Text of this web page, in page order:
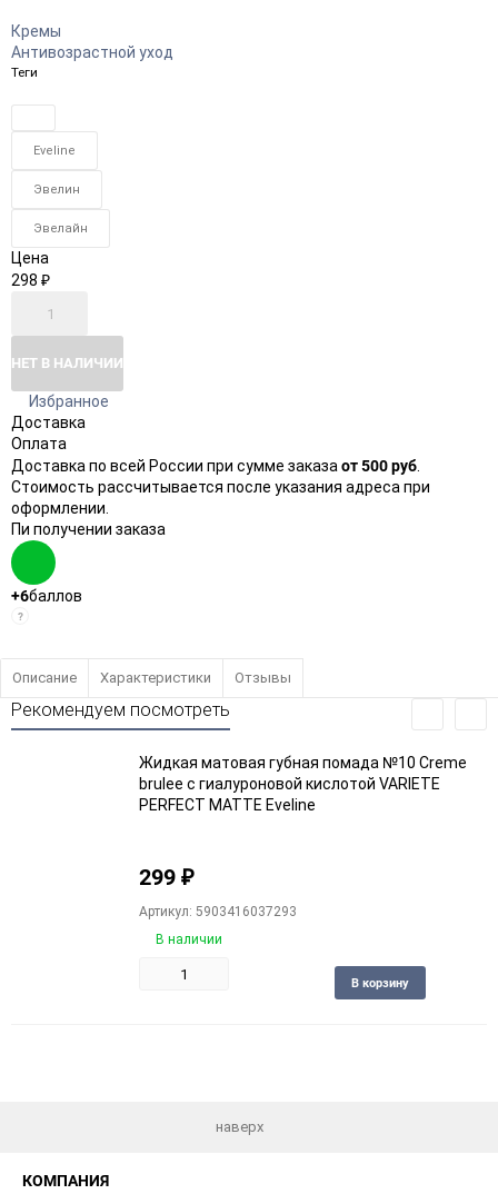
Кремы
Антивозрастной уход
Теги
Eveline
Эвелин
Эвелайн
Цена
298 ₽
НЕТ В НАЛИЧИИ
Избранное
Доставка
Оплата
Доставка по всей России при сумме заказаот 500 руб.
Стоимость рассчитывается после указания адреса при
оформлении.
Пи получении заказа
+6баллов
?
Описание Характеристики Отзывы
Рекомендуем посмотреть
Жидкая матовая губная помада №10 Creme
brulee с гиалуроновой кислотой VARIETE
PERFECT MATTE Eveline
299 ₽
Артикул: 5903416037293
В наличии
В корзину
наверх
КОМПАНИЯ